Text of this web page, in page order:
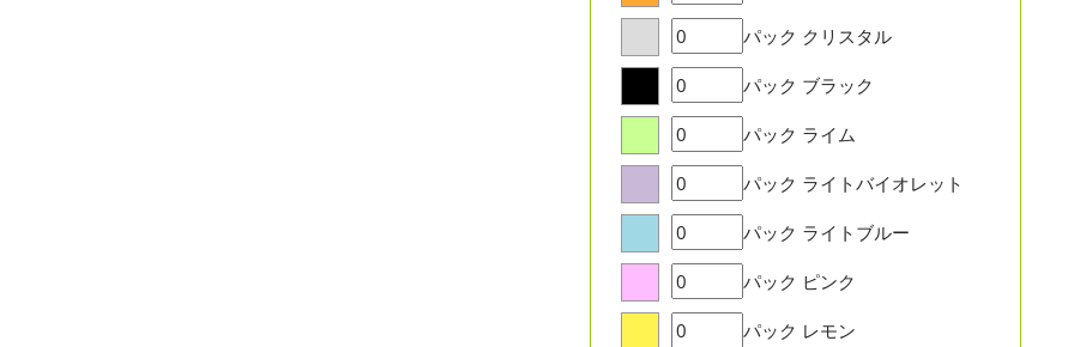
パック クリスタル
パック ブラック
パック ライム
パック ライトバイオレット
パック ライトブルー
パック ピンク
パック レモン